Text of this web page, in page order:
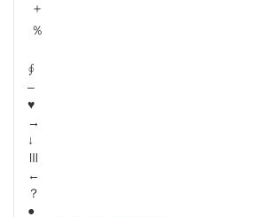
＋
％
∮
–
♥
→
↓
Ⅲ
←
？
●